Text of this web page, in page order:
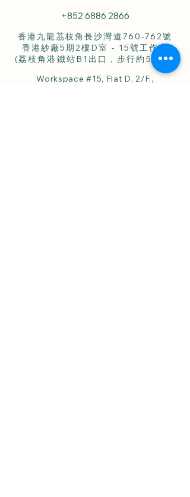
+852 6886 2866
香港九龍茘枝角長沙灣道760-762號
香港紗廠5期2樓D室 - 15號工作室
(荔枝角港鐵站B1出口，步行約5分鐘)
Workspace #15, Flat D, 2/F.,